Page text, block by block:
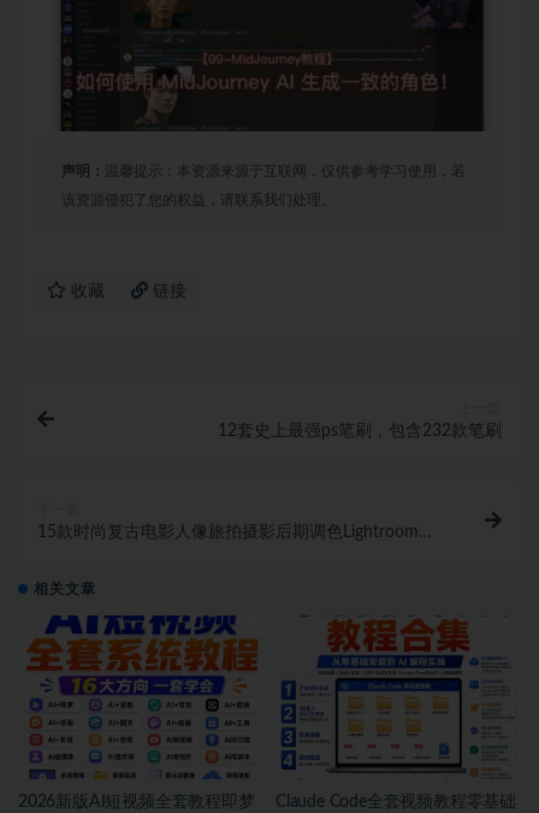
声明： 温馨提示：本资源来源于互联网，仅供参考学习使用，若
该资源侵犯了您的权益，请联系我们处理。
收藏 链接
12套史上最强ps笔刷，包含232款笔刷
15款时尚复古电影人像旅拍摄影后期调色Lightroom预
相关文章
2026新版AI短视频全套教程即梦
Claude Code全套视频教程零基础